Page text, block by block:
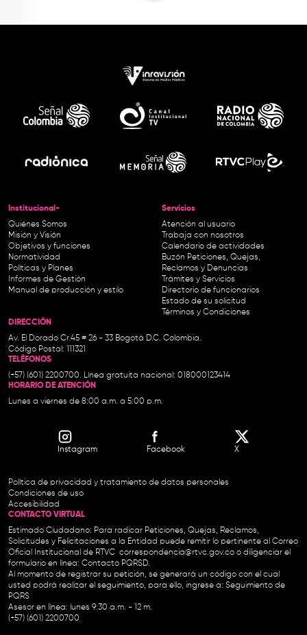
Institucional-
Quiénes Somos
Misión y Visión
Objetivos y funciones
Normatividad
Políticas y Planes
Informes de Gestión
Manual de producción y estilo
Servicios
Atención al usuario
Trabaja con nosotros
Calendario de actividades
Buzón Peticiones, Quejas,
Reclamos y Denuncias
Trámites y Servicios
Directorio de funcionarios
Estado de su solicitud
Términos y Condiciones
DIRECCIÓN
Av. El Dorado Cr.45 # 26 - 33 Bogotá D.C. Colombia.
Código Postal: 111321
TELÉFONOS
(+57) (601) 2200700. Línea gratuita nacional: 018000123414
HORARIO DE ATENCIÓN
Lunes a viernes de 8:00 a.m. a 5:00 p.m.
Instagram Facebook X
Política de privacidad y tratamiento de datos personales
Condiciones de uso
Accesibilidad
CONTACTO VIRTUAL
Estimado Ciudadano: Para radicar Peticiones, Quejas, Reclamos,
Solicitudes y Felicitaciones a la Entidad puede remitir lo pertinente al Correo
Oficial Institucional de RTVC correspondencia@rtvc.gov.co o diligenciar el
formulario en línea: Contacto PQRSD.
Al momento de registrar su petición, se generará un código con el cual
usted podrá realizar el seguimiento, para ello, ingrese a: Seguimiento de
PQRS
Asesor en línea: lunes 9:30 a.m. - 12 m.
(+57) (601) 2200700